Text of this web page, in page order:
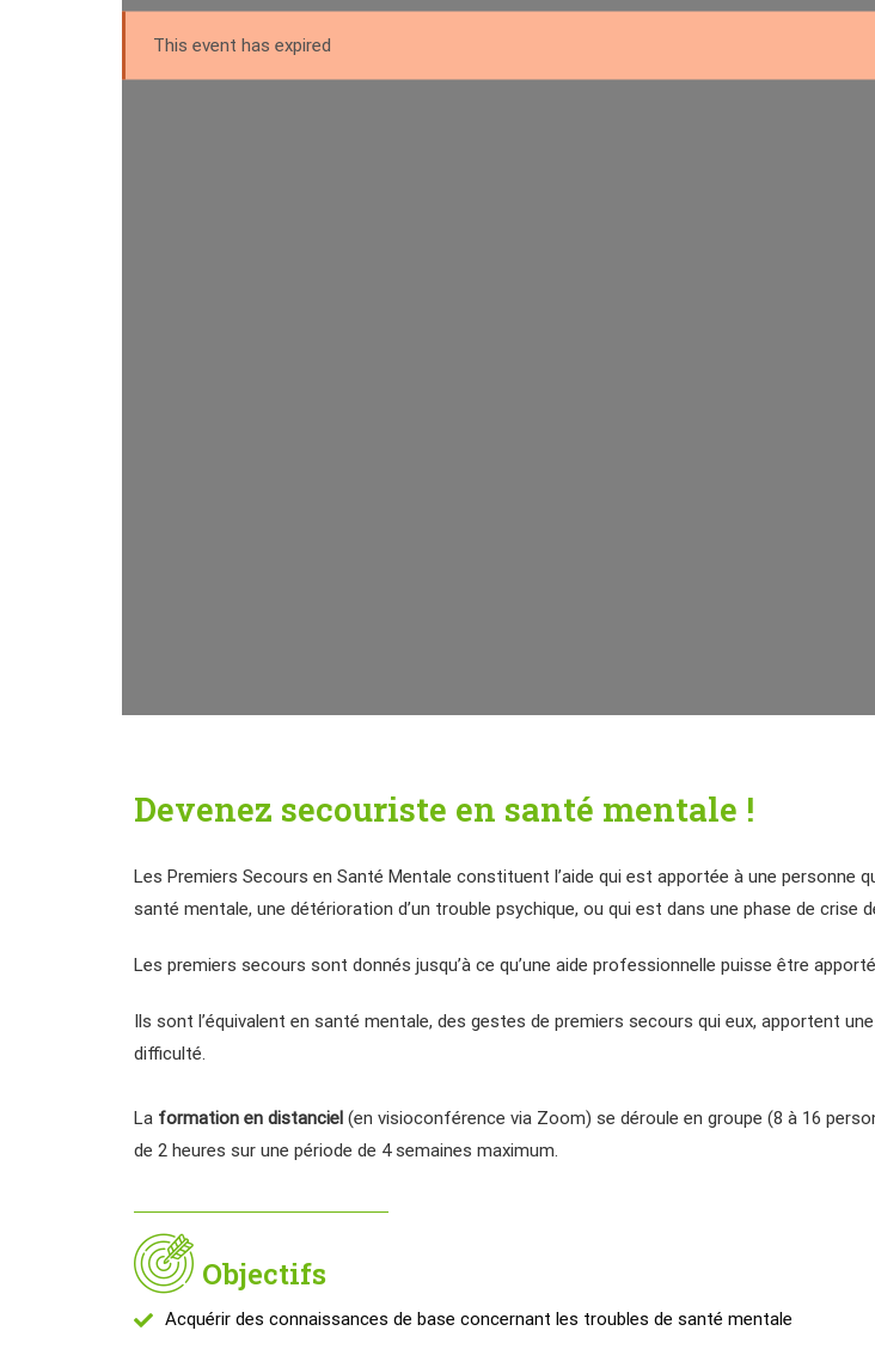
This event has expired
Devenez secouriste en santé mentale !
Les Premiers Secours en Santé Mentale constituent l’aide qui est apportée à une personne
santé mentale, une détérioration d’un trouble psychique, ou qui est dans une phase de crise
Les premiers secours sont donnés jusqu’à ce qu’une aide professionnelle puisse être
Ils sont l’équivalent en santé mentale, des gestes de premiers secours qui eux, apportent
difficulté.
La formation en distanciel (en visioconférence via Zoom) se déroule en groupe (8 à 16
de 2 heures sur une période de 4 semaines maximum.
Objectifs
Acquérir des connaissances de base concernant les troubles de santé mentale